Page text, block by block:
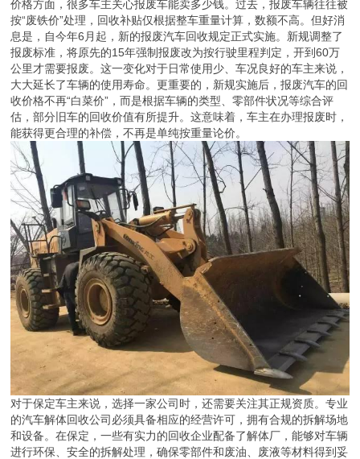
价格方面，很多车主关心报废车能卖多少钱。过去，报废车辆往往被
按“废铁价”处理，回收补贴仅根据整车重量计算，数额不高。但好消
息是，自今年6月起，新的报废汽车回收规定正式实施。新规调整了
报废标准，将原先的15年强制报废改为按行驶里程判定，开到60万
公里才需要报废。这一变化对于日常使用少、车况良好的车主来说，
大大延长了车辆的使用寿命。更重要的，新规实施后，报废汽车的回
收价格不再“白菜价”，而是根据车辆的类型、零部件状况等综合评
估，部分旧车的回收价值有所提升。这意味着，车主在办理报废时，
能获得更合理的补偿，不再是单纯按重量论价。
对于保定车主来说，选择一家公司时，还需要关注其正规资质。专业
的汽车解体回收公司必须具备相应的经营许可，拥有合规的拆解场地
和设备。在保定，一些有实力的回收企业配备了解体厂，能够对车辆
进行环保、安全的拆解处理，确保零部件和废油、废液等材料得到妥